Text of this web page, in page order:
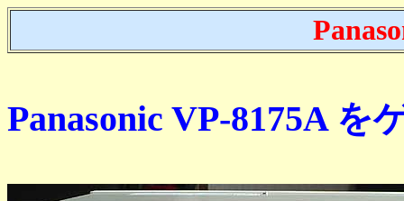
Panasonic VP-8175A を